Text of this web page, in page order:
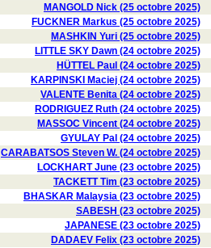
MANGOLD Nick (25 octobre 2025)
FUCKNER Markus (25 octobre 2025)
MASHKIN Yuri (25 octobre 2025)
LITTLE SKY Dawn (24 octobre 2025)
HÜTTEL Paul (24 octobre 2025)
KARPINSKI Maciej (24 octobre 2025)
VALENTE Benita (24 octobre 2025)
RODRIGUEZ Ruth (24 octobre 2025)
MASSOC Vincent (24 octobre 2025)
GYULAY Pal (24 octobre 2025)
CARABATSOS Steven W. (24 octobre 2025)
LOCKHART June (23 octobre 2025)
TACKETT Tim (23 octobre 2025)
BHASKAR Malaysia (23 octobre 2025)
SABESH (23 octobre 2025)
JAPANESE (23 octobre 2025)
DADAEV Felix (23 octobre 2025)